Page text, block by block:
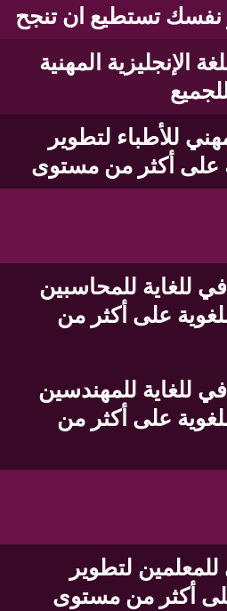
تستطيع ان تنجح
الإنجليزية المهنية
للأطباء لتطوير
على أكثر من مستوى
للغاية للمحاسبين
على أكثر من
للغاية للمهندسين
على أكثر من
لتطوير
أكثر من مستوى